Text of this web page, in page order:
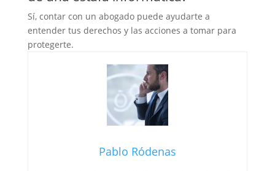
Sí, contar con un abogado puede ayudarte a
entender tus derechos y las acciones a tomar para
protegerte.
Pablo Ródenas